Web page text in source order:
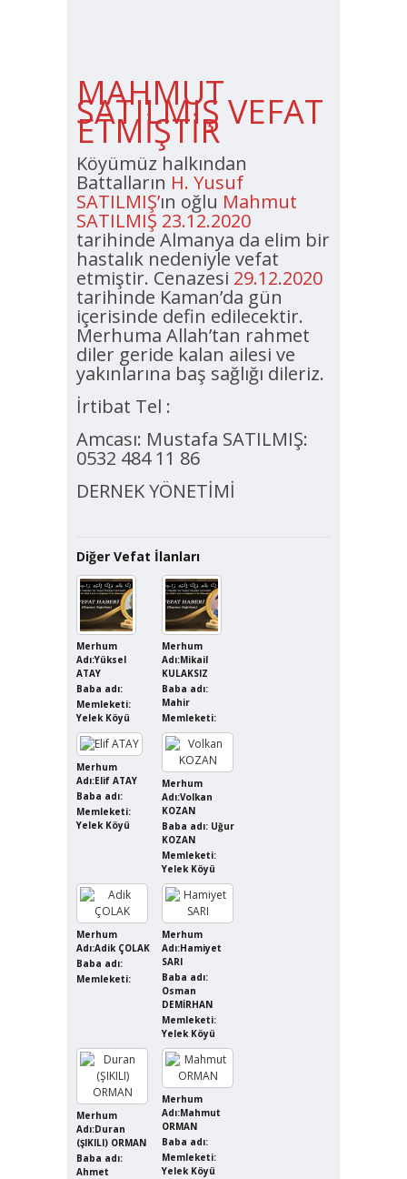
MAHMUT
SATILMIŞ VEFAT
ETMİŞTİR
Köyümüz halkından
Battalların H. Yusuf
SATILMIŞ’ın oğlu Mahmut
SATILMIŞ 23.12.2020
tarihinde Almanya da elim bir
hastalık nedeniyle vefat
etmiştir. Cenazesi 29.12.2020
tarihinde Kaman’da gün
içerisinde defin edilecektir.
Merhuma Allah’tan rahmet
diler geride kalan ailesi ve
yakınlarına baş sağlığı dileriz.
İrtibat Tel :
Amcası: Mustafa SATILMIŞ:
0532 484 11 86
DERNEK YÖNETİMİ
Diğer Vefat İlanları
Merhum
Adı:Yüksel
ATAY
Baba adı:
Memleketi:
Yelek Köyü
Merhum
Adı:Mikail
KULAKSIZ
Baba adı:
Mahir
Memleketi:
Merhum
Adı:Elif ATAY
Baba adı:
Memleketi:
Yelek Köyü
Merhum
Adı:Volkan
KOZAN
Baba adı: Uğur
KOZAN
Memleketi:
Yelek Köyü
Merhum
Adı:Adik ÇOLAK
Baba adı:
Memleketi:
Merhum
Adı:Hamiyet
SARI
Baba adı:
Osman
DEMİRHAN
Memleketi:
Yelek Köyü
Merhum
Adı:Duran
(ŞIKILI) ORMAN
Baba adı:
Ahmet
Merhum
Adı:Mahmut
ORMAN
Baba adı:
Memleketi:
Yelek Köyü